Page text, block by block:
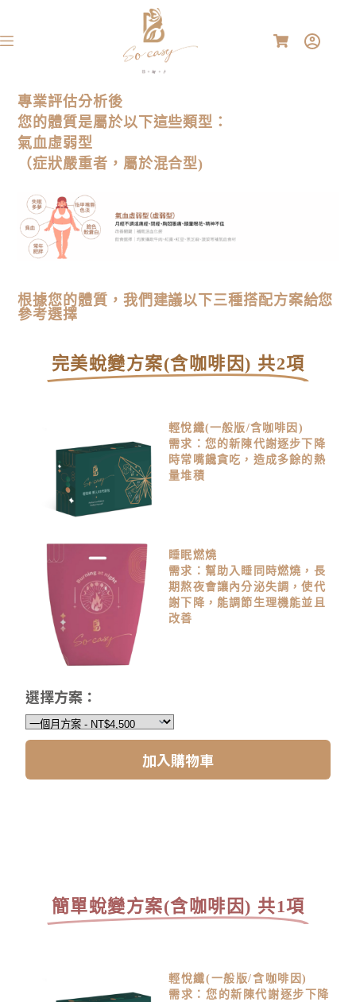
專業評估分析後
您的體質是屬於以下這些類型：
氣血虛弱型
（症狀嚴重者，屬於混合型)
根據您的體質，我們建議以下三種搭配方案給您
參考選擇
完美蛻變方案(含咖啡因) 共2項
輕悅纖(一般版/含咖啡因)
需求：您的新陳代謝逐步下降
時常嘴饞貪吃，造成多餘的熱
量堆積
睡眠燃燒
需求：幫助入睡同時燃燒，長
期熬夜會讓內分泌失調，使代
謝下降，能調節生理機能並且
改善
選擇方案：
加入購物車
簡單蛻變方案(含咖啡因) 共1項
輕悅纖(一般版/含咖啡因)
需求：您的新陳代謝逐步下降